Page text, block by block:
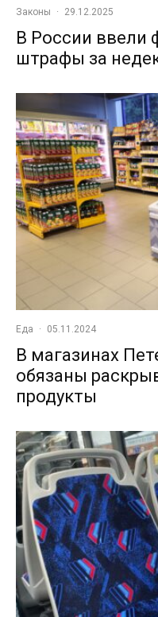
Законы · 29.12.2025
В России ввели
штрафы за
Еда · 05.11.2024
В магазинах
обязаны
продукты